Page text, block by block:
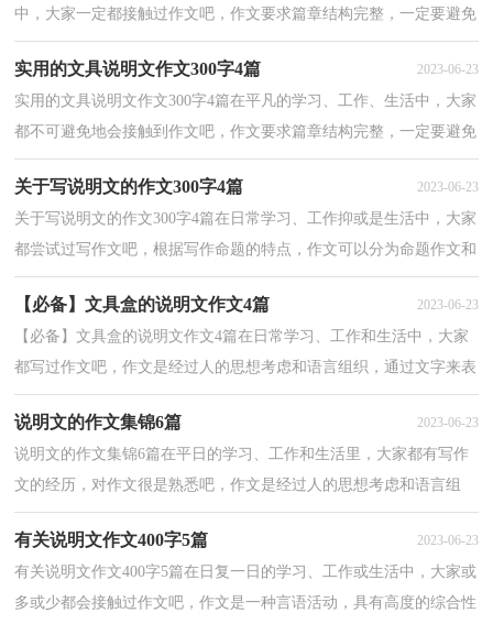
中，大家一定都接触过作文吧，作文要求篇章结构完整，一定要避免
无结尾作文的出现。一篇什么样的作文才能称之为优...
实用的文具说明文作文300字4篇 2023-06-23
实用的文具说明文作文300字4篇在平凡的学习、工作、生活中，大家
都不可避免地会接触到作文吧，作文要求篇章结构完整，一定要避免
无结尾作文的出现。相信写作文是一个让许多人都头...
关于写说明文的作文300字4篇 2023-06-23
关于写说明文的作文300字4篇在日常学习、工作抑或是生活中，大家
都尝试过写作文吧，根据写作命题的特点，作文可以分为命题作文和
非命题作文。那么，怎么去写作文呢？下面是小编收集整...
【必备】文具盒的说明文作文4篇 2023-06-23
【必备】文具盒的说明文作文4篇在日常学习、工作和生活中，大家
都写过作文吧，作文是经过人的思想考虑和语言组织，通过文字来表
达一个主题意义的记叙方法。一篇什么样的作文才能...
说明文的作文集锦6篇 2023-06-23
说明文的作文集锦6篇在平日的学习、工作和生活里，大家都有写作
文的经历，对作文很是熟悉吧，作文是经过人的思想考虑和语言组
织，通过文字来表达一个主题意义的记叙方法。那么，怎么...
有关说明文作文400字5篇 2023-06-23
有关说明文作文400字5篇在日复一日的学习、工作或生活中，大家或
多或少都会接触过作文吧，作文是一种言语活动，具有高度的综合性